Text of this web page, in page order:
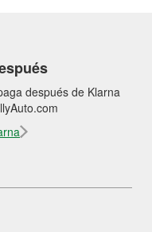
después de Klarna